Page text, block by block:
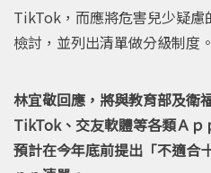
TikTok，而應將危害兒少疑慮
檢討，並列出清單做分級制度。
林宜敬回應，將與教育部及衛
TikTok、交友軟體等各類Ａｐ
預計在今年底前提出「不適合